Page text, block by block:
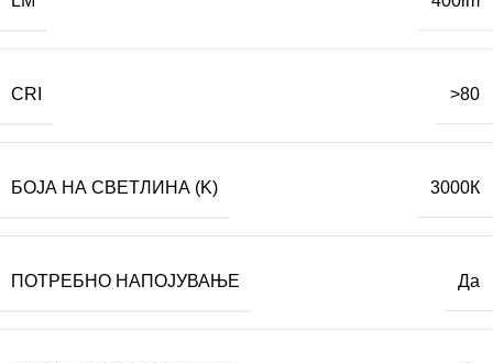
CRI >80
БОЈА НА СВЕТЛИНА (K) 3000К
ПОТРЕБНО НАПОЈУВАЊЕ Да